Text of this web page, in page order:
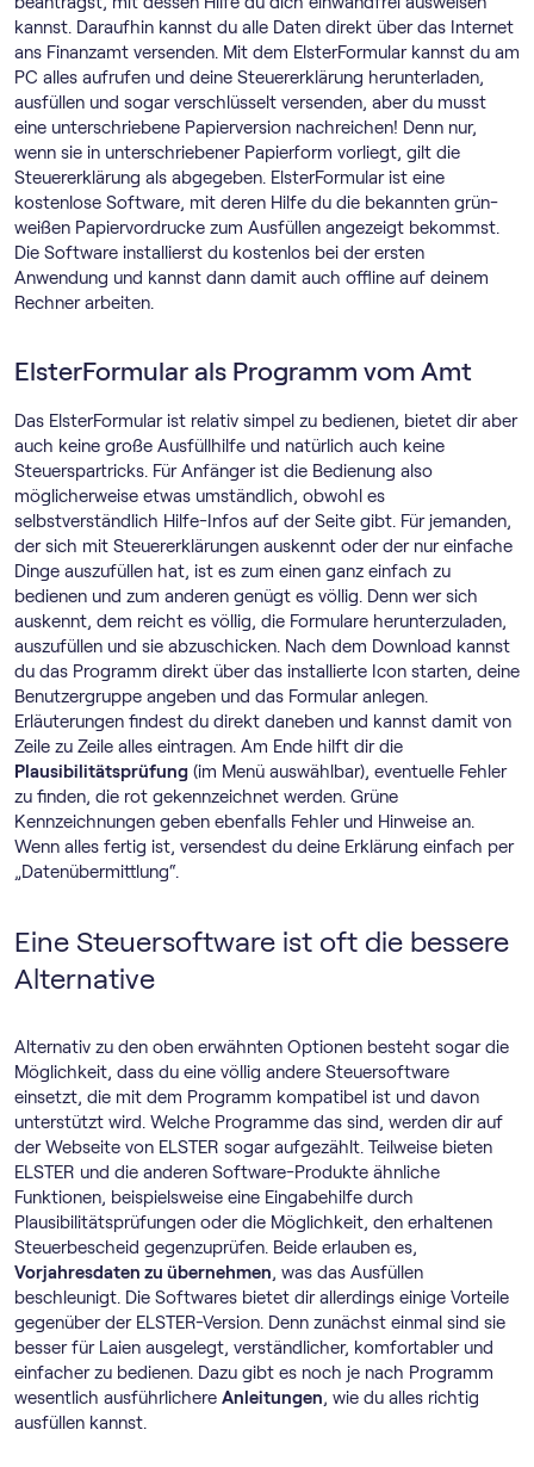
kannst. Daraufhin kannst du alle Daten direkt über das Internet
ans Finanzamt versenden. Mit dem ElsterFormular kannst du am
PC alles aufrufen und deine Steuererklärung herunterladen,
ausfüllen und sogar verschlüsselt versenden, aber du musst
eine unterschriebene Papierversion nachreichen! Denn nur,
wenn sie in unterschriebener Papierform vorliegt, gilt die
Steuererklärung als abgegeben. ElsterFormular ist eine
kostenlose Software, mit deren Hilfe du die bekannten grün-
weißen Papiervordrucke zum Ausfüllen angezeigt bekommst.
Die Software installierst du kostenlos bei der ersten
Anwendung und kannst dann damit auch offline auf deinem
Rechner arbeiten.
ElsterFormular als Programm vom Amt
Das ElsterFormular ist relativ simpel zu bedienen, bietet dir aber
auch keine große Ausfüllhilfe und natürlich auch keine
Steuerspartricks. Für Anfänger ist die Bedienung also
möglicherweise etwas umständlich, obwohl es
selbstverständlich Hilfe-Infos auf der Seite gibt. Für jemanden,
der sich mit Steuererklärungen auskennt oder der nur einfache
Dinge auszufüllen hat, ist es zum einen ganz einfach zu
bedienen und zum anderen genügt es völlig. Denn wer sich
auskennt, dem reicht es völlig, die Formulare herunterzuladen,
auszufüllen und sie abzuschicken. Nach dem Download kannst
du das Programm direkt über das installierte Icon starten, deine
Benutzergruppe angeben und das Formular anlegen.
Erläuterungen findest du direkt daneben und kannst damit von
Zeile zu Zeile alles eintragen. Am Ende hilft dir die
Plausibilitätsprüfung (im Menü auswählbar), eventuelle Fehler
zu finden, die rot gekennzeichnet werden. Grüne
Kennzeichnungen geben ebenfalls Fehler und Hinweise an.
Wenn alles fertig ist, versendest du deine Erklärung einfach per
„Datenübermittlung“.
Eine Steuersoftware ist oft die bessere
Alternative
Alternativ zu den oben erwähnten Optionen besteht sogar die
Möglichkeit, dass du eine völlig andere Steuersoftware
einsetzt, die mit dem Programm kompatibel ist und davon
unterstützt wird. Welche Programme das sind, werden dir auf
der Webseite von ELSTER sogar aufgezählt. Teilweise bieten
ELSTER und die anderen Software-Produkte ähnliche
Funktionen, beispielsweise eine Eingabehilfe durch
Plausibilitätsprüfungen oder die Möglichkeit, den erhaltenen
Steuerbescheid gegenzuprüfen. Beide erlauben es,
Vorjahresdaten zu übernehmen, was das Ausfüllen
beschleunigt. Die Softwares bietet dir allerdings einige Vorteile
gegenüber der ELSTER-Version. Denn zunächst einmal sind sie
besser für Laien ausgelegt, verständlicher, komfortabler und
einfacher zu bedienen. Dazu gibt es noch je nach Programm
wesentlich ausführlichere Anleitungen, wie du alles richtig
ausfüllen kannst.